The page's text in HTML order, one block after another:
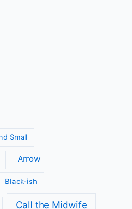
Small
Arrow
Black-ish
Call the Midwife